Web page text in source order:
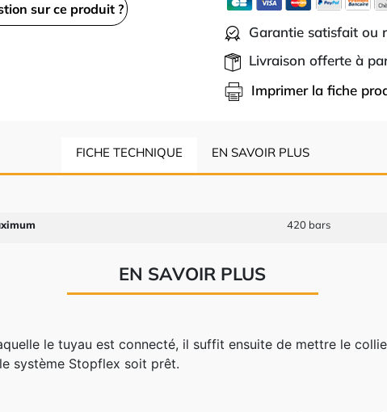
sur ce produit ?
Garantie satisfait ou
Livraison offerte à
Imprimer la fiche
FICHE TECHNIQUE EN SAVOIR PLUS
420 bars
EN SAVOIR PLUS
le tuyau est connecté, il suffit ensuite de mettre le
système Stopflex soit prêt.